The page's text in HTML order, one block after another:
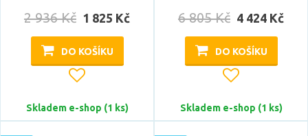
Stmívatelné
Úhel vyzařování
2 936 Kč 1 825 Kč
DO KOŠÍKU
Skladem e-shop (1 ks)
6 805 Kč 4 424 Kč
DO KOŠÍKU
Skladem e-shop (1 ks)